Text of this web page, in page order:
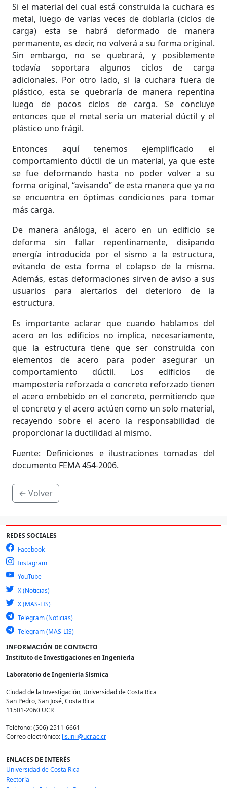
Si el material del cual está construida la cuchara es
metal, luego de varias veces de doblarla (ciclos de
carga) esta se habrá deformado de manera
permanente, es decir, no volverá a su forma original.
Sin embargo, no se quebrará, y posiblemente
todavía soportara algunos ciclos de carga
adicionales. Por otro lado, si la cuchara fuera de
plástico, esta se quebraría de manera repentina
luego de pocos ciclos de carga. Se concluye
entonces que el metal sería un material dúctil y el
plástico uno frágil.
Entonces aquí tenemos ejemplificado el
comportamiento dúctil de un material, ya que este
se fue deformando hasta no poder volver a su
forma original, “avisando” de esta manera que ya no
se encuentra en óptimas condiciones para tomar
más carga.
De manera análoga, el acero en un edificio se
deforma sin fallar repentinamente, disipando
energía introducida por el sismo a la estructura,
evitando de esta forma el colapso de la misma.
Además, estas deformaciones sirven de aviso a sus
usuarios para alertarlos del deterioro de la
estructura.
Es importante aclarar que cuando hablamos del
acero en los edificios no implica, necesariamente,
que la estructura tiene que ser construida con
elementos de acero para poder asegurar un
comportamiento dúctil. Los edificios de
mampostería reforzada o concreto reforzado tienen
el acero embebido en el concreto, permitiendo que
el concreto y el acero actúen como un solo material,
recayendo sobre el acero la responsabilidad de
proporcionar la ductilidad al mismo.
Fuente: Definiciones e ilustraciones tomadas del
documento FEMA 454-2006.
← Volver
REDES SOCIALES
Facebook
Instagram
YouTube
X (Noticias)
X (MAS-LIS)
Telegram (Noticias)
Telegram (MAS-LIS)
INFORMACIÓN DE CONTACTO
Instituto de Investigaciones en Ingeniería
Laboratorio de Ingeniería Sísmica
Ciudad de la Investigación, Universidad de Costa Rica
San Pedro, San José, Costa Rica
11501-2060 UCR
Teléfono: (506) 2511-6661
Correo electrónico: lis.inii@ucr.ac.cr
ENLACES DE INTERÉS
Universidad de Costa Rica
Rectoría